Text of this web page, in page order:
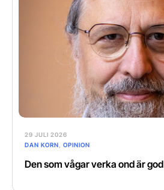
29 JULI 2026
DAN KORN
OPINION
Den som vågar verka ond är god